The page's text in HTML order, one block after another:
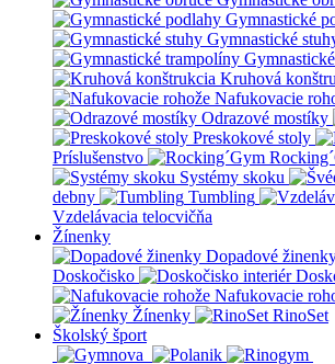
Gymnastické
Gymnastické
Kruhová
Nafukovacie
Odrazové mostíky
Preskokové stoly
Príslušenstvo
Systémy skoku
debny
Tumbling
Vzdelávacia telocvičňa
Žínenky
Dopadové
Doskočisko
Nafukovacie
Žínenky
RinoSet
Školský šport